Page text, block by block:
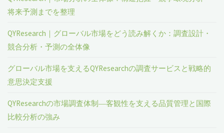
将来予測までを整理
QYResearch｜グローバル市場をどう読み解くか：調査設計・
競合分析・予測の全体像
グローバル市場を支えるQYResearchの調査サービスと戦略的
意思決定支援
QYResearchの市場調査体制―客観性を支える品質管理と国際
比較分析の強み